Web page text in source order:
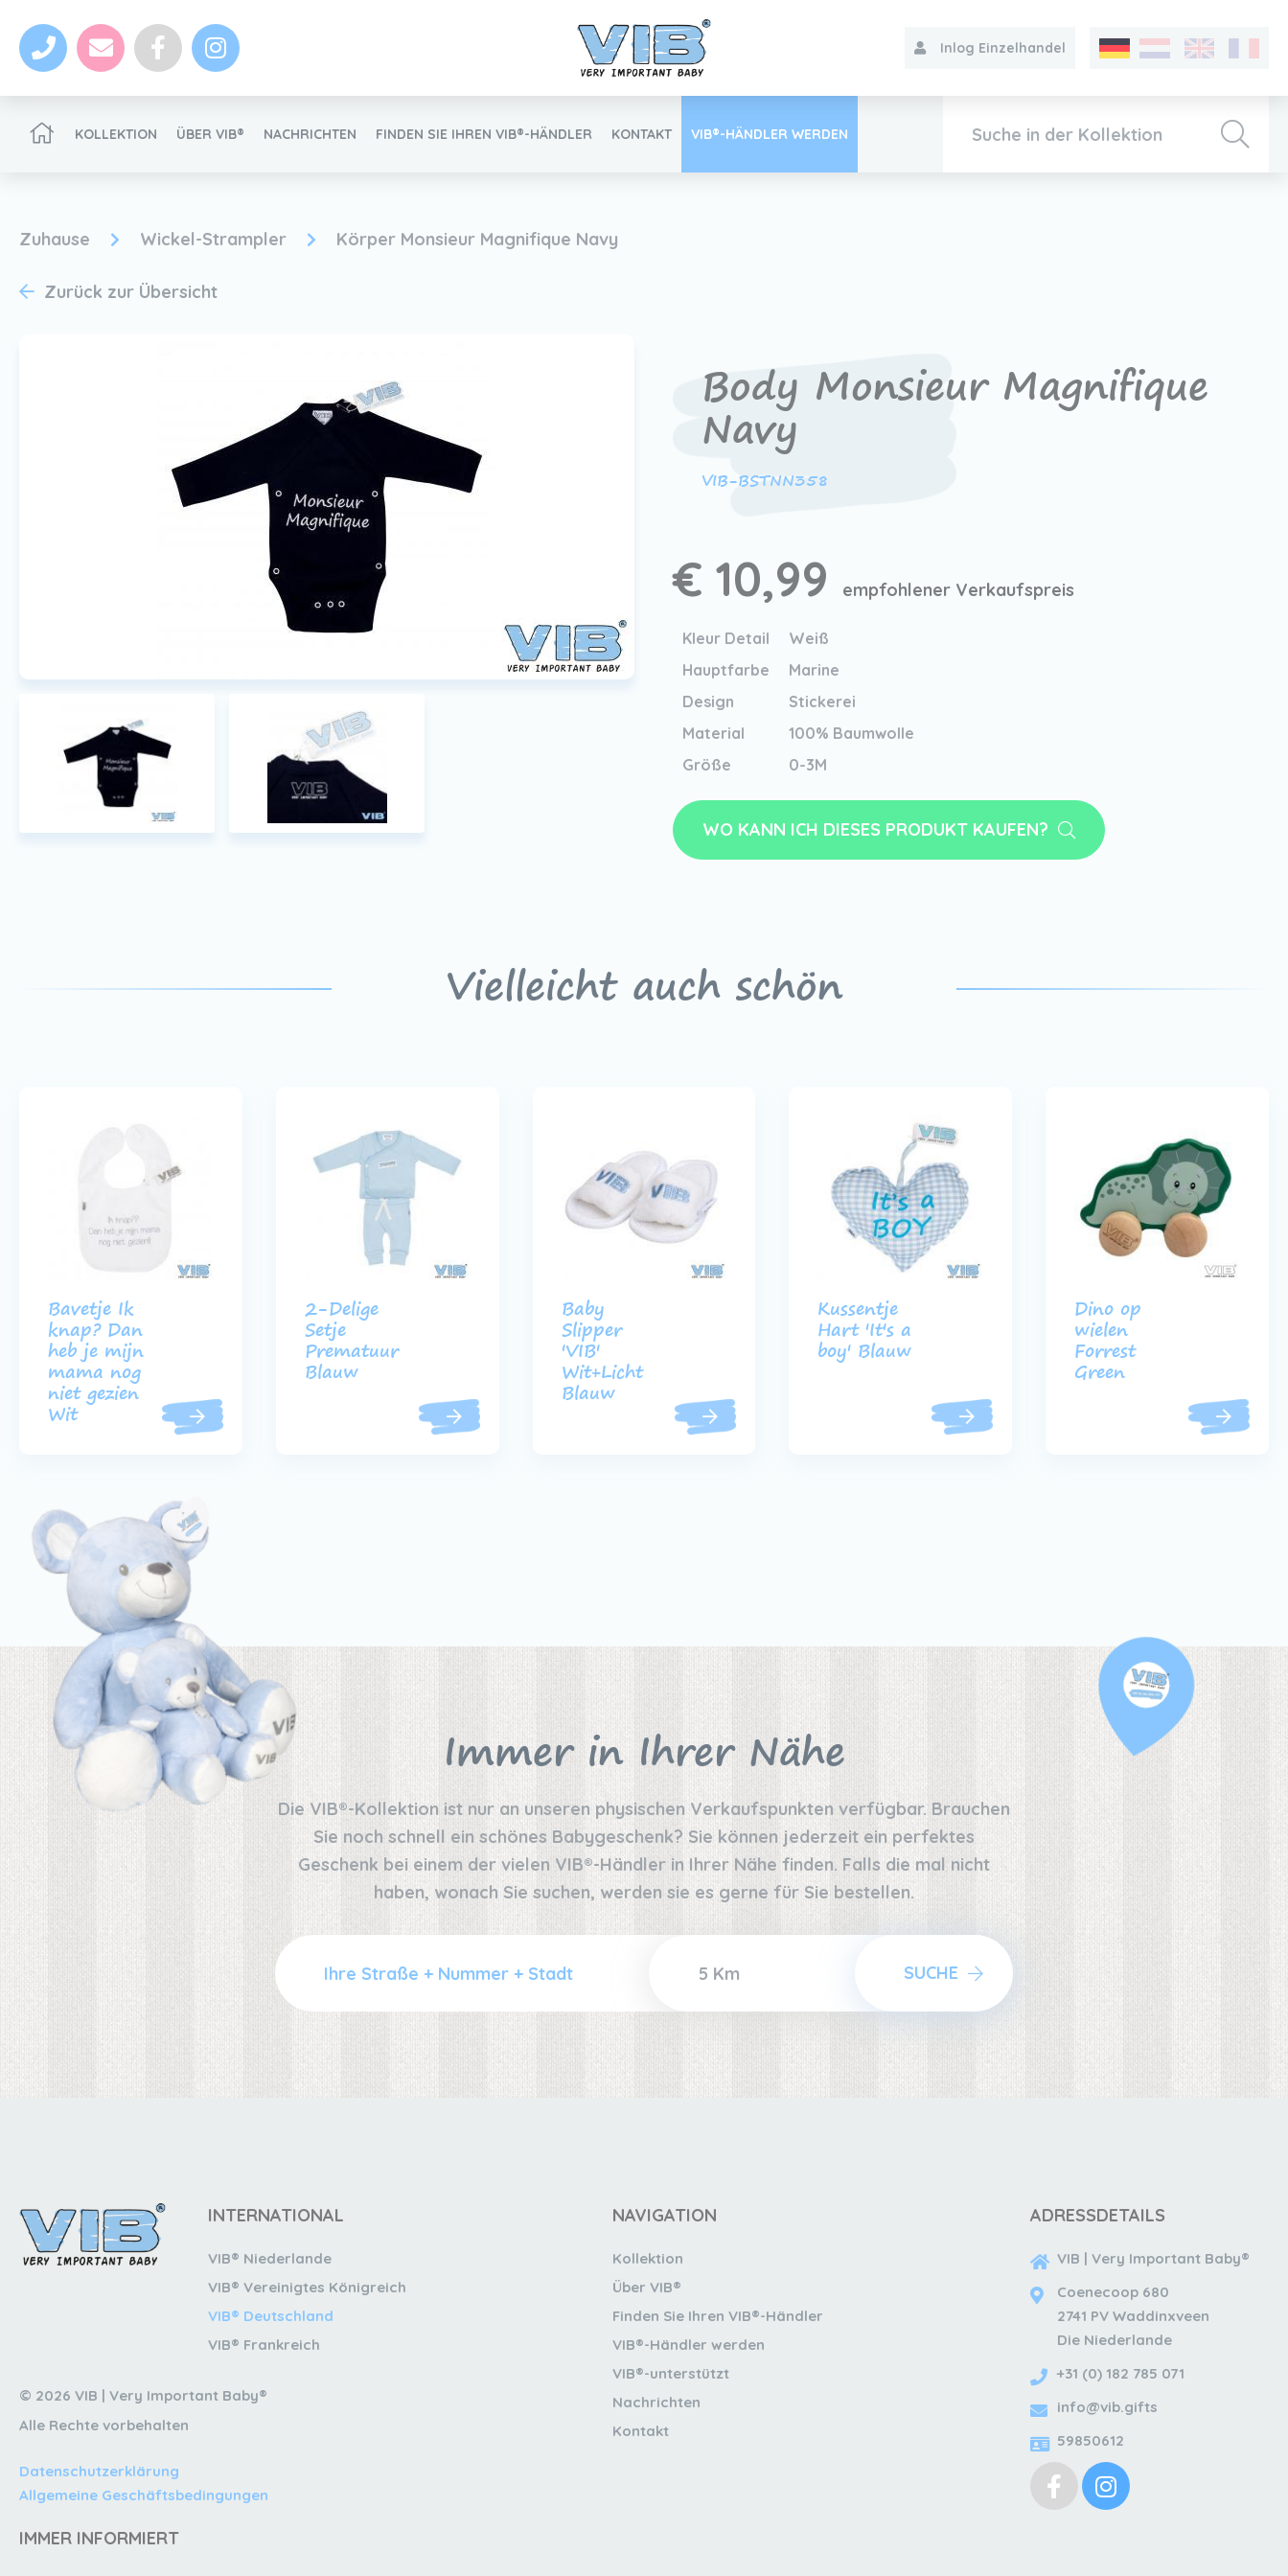
Inlog Einzelhandel
VIB®-Händler werden Inlog Einzelhandel
KOLLEKTION ÜBER VIB® NACHRICHTEN FINDEN SIE IHREN VIB®-HÄNDLER KONTAKT VIB®-HÄNDLER WERDEN
Zuhause Wickel-Strampler Körper Monsieur Magnifique Navy
Zurück zur Übersicht
Body Monsieur Magnifique
Navy
VIB-BSTNN358
€ 10,99 empfohlener Verkaufspreis
Kleur Detail
Weiß
Hauptfarbe
Marine
Design
Stickerei
Material
100% Baumwolle
Größe
0-3M
WO KANN ICH DIESES PRODUKT KAUFEN?
Vielleicht auch schön
Bavetje Ik
knap? Dan
heb je mijn
mama nog
niet gezien
Wit
2-Delige
Setje
Prematuur
Blauw
Baby
Slipper
'VIB'
Wit+Licht
Blauw
Kussentje
Hart 'It's a
boy' Blauw
Dino op
wielen
Forrest
Green
Immer in Ihrer Nähe
Die VIB®-Kollektion ist nur an unseren physischen Verkaufspunkten verfügbar. Brauchen
Sie noch schnell ein schönes Babygeschenk? Sie können jederzeit ein perfektes
Geschenk bei einem der vielen VIB®-Händler in Ihrer Nähe finden. Falls die mal nicht
haben, wonach Sie suchen, werden sie es gerne für Sie bestellen.
SUCHE
INTERNATIONAL
VIB® Niederlande
VIB® Vereinigtes Königreich
VIB® Deutschland
VIB® Frankreich
© 2026 VIB | Very Important Baby®
Alle Rechte vorbehalten
Datenschutzerklärung
Allgemeine Geschäftsbedingungen
NAVIGATION
Kollektion
Über VIB®
Finden Sie Ihren VIB®-Händler
VIB®-Händler werden
VIB®-unterstützt
Nachrichten
Kontakt
ADRESSDETAILS
VIB | Very Important Baby®
Coenecoop 680
2741 PV Waddinxveen
Die Niederlande
+31 (0) 182 785 071
info@vib.gifts
59850612
IMMER INFORMIERT